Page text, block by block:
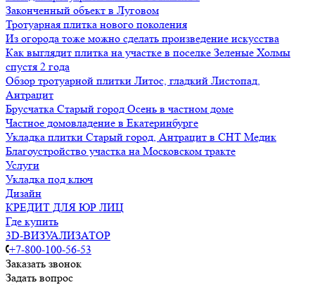
Законченный объект в Луговом
Тротуарная плитка нового поколения
Из огорода тоже можно сделать произведение искусства
Как выглядит плитка на участке в поселке Зеленые Холмы
спустя 2 года
Обзор тротуарной плитки Литос, гладкий Листопад,
Антрацит
Брусчатка Старый город Осень в частном доме
Частное домовладение в Екатеринбурге
Укладка плитки Старый город, Антрацит в СНТ Медик
Благоустройство участка на Московском тракте
Услуги
Укладка под ключ
Дизайн
КРЕДИТ ДЛЯ ЮР ЛИЦ
Где купить
3D-ВИЗУАЛИЗАТОР
+7-800-100-56-53
Заказать звонок
Задать вопрос